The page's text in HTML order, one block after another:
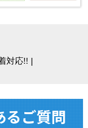
対応!!
るご質問